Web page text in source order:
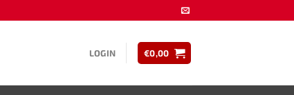
LOGIN €0,00